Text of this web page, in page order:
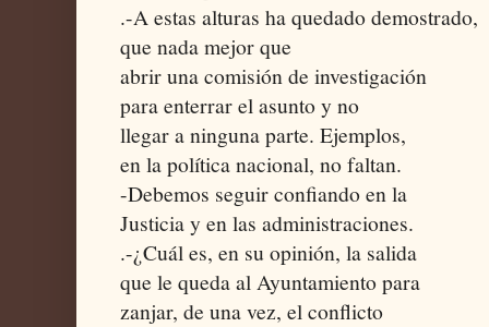
.-A estas alturas ha quedado demostrado,
que nada mejor que
abrir una comisión de investigación
para enterrar el asunto y no
llegar a ninguna parte. Ejemplos,
en la política nacional, no faltan.
-Debemos seguir confiando en la
Justicia y en las administraciones.
.-¿Cuál es, en su opinión, la salida
que le queda al Ayuntamiento para
zanjar, de una vez, el conflicto